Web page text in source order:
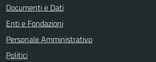
Documenti e Dati
Enti e Fondazioni
Personale Amministrativo
Politici